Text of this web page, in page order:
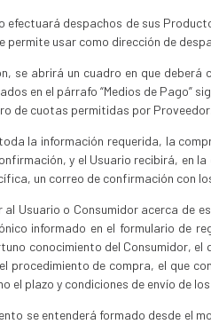
efectuará despachos de sus
permite usar como dirección de
se abrirá un cuadro en que
en el párrafo “Medios de Pago”
de cuotas permitidas por Proveedor.
la información requerida, la
y el Usuario recibirá, en
un correo de confirmación con
al Usuario o Consumidor acerca de
informado en el formulario de
conocimiento del Consumidor, el
procedimiento de compra, el que
el plazo y condiciones de envío de
se entenderá formado desde el